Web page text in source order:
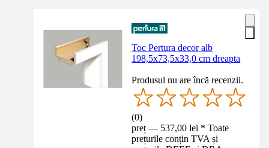
Toc Pertura decor alb
198,5x73,5x33,0 cm dreapta
Produsul nu are încă recenzii.
(0)
preț — 537,00 lei * Toate
prețurile conțin TVA și